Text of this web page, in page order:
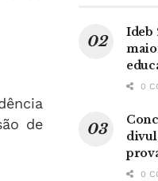
de
Ideb
0
0